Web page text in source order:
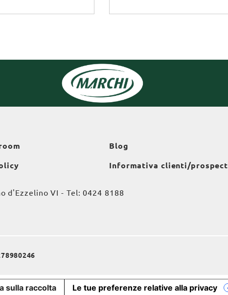
Blog
Informativa clienti/prospect
d'Ezzelino VI - Tel:0424 8188
sulla raccolta Le tue preferenze relative alla privacy